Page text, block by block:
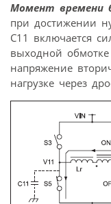
Момент времени
при достижении
C11 включается
выходной
напряжение
нагрузке через